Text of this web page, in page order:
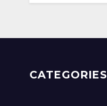
CATEGORIES